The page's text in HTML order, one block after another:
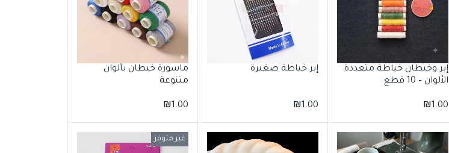
إبر وخيطان خياطة متعددة
الألوان – 10 قطع
₪1.00
إبر خياطة صغيرة
₪1.00
ماسورة خيطان بألوان
متنوعة
₪1.00
غير متوفر